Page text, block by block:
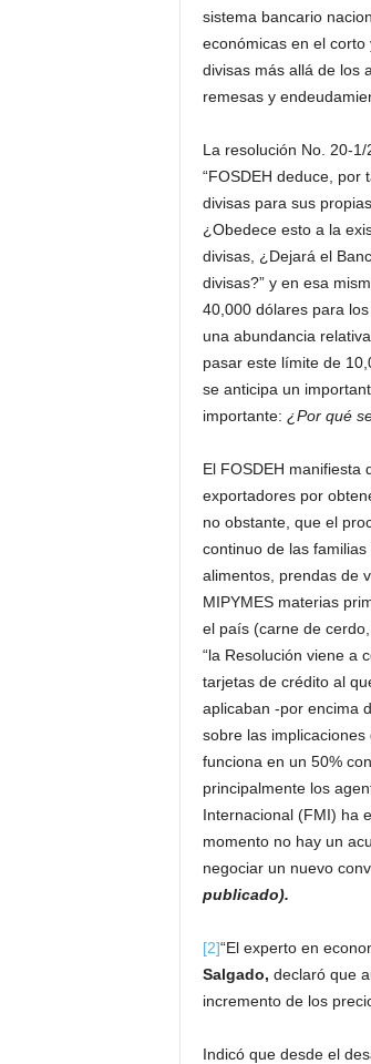
sistema bancario
económicas en el
divisas más allá de los
remesas y
La resolución No. 20-
“FOSDEH deduce, por
divisas para sus
¿Obedece esto a la
divisas, ¿Dejará el
divisas?” y en esa
40,000 dólares para
una abundancia
pasar este límite de
se anticipa un
importante: ¿Por qué
El FOSDEH manifiesta
exportadores por
no obstante, que el
continuo de las
alimentos, prendas de
MIPYMES materias
el país (carne de
“la Resolución viene a
tarjetas de crédito al
aplicaban -por encima
sobre las
funciona en un 50%
principalmente los
Internacional (FMI) ha
momento no hay un
negociar un nuevo
publicado).
[2]“El experto en
Salgado, declaró que
incremento de los
Indicó que desde el